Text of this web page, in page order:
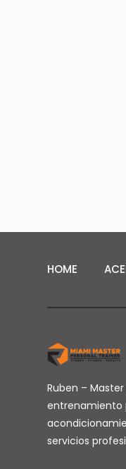
HOME
Ruben –
entrenamiento
servicios